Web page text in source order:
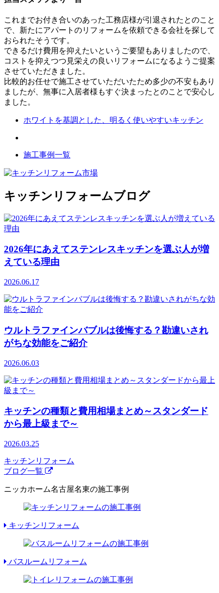
これまでお付き合いのあった工務店様が引退されたとのこと
で、新たにアパートのリフォームを依頼できる会社を探して
おられたそうです。
できるだけ費用を抑えたいというご要望もありましたので、
コストを抑えつつ見栄えの良いリフォームになるようご提案
させていただきました。
比較的お任せで施工させていただいたため多少の不安もあり
ましたが、無事に入居者様もすぐ決まったとのことで安心し
ました。
ホワイトを基調とした、明るく使いやすいキッチン
施工事例一覧
キッチンリフォームブログ
2026年にあえてステンレスキッチンを選ぶ人が増
えている理由
2026.06.17
ウルトラファインバブルは後悔する？勘違いされ
がちな効能をご紹介
2026.06.03
キッチンの種類と費用相場まとめ～スタンダード
から最上級まで～
2026.03.25
キッチンリフォーム
ブログ一覧
ニッカホーム名古屋名東の施工事例
キッチンリフォーム
バスルームリフォーム